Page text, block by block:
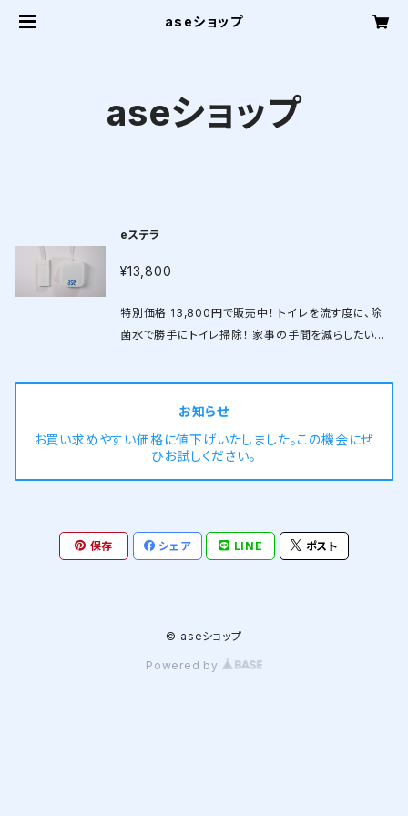
aseショップ
aseショップ
eステラ
¥13,800
特別価格 13,800円で販売中！ トイレを流す度に、除
菌水で勝手にトイレ掃除！ 家事の手間を減らしたい方
今お使いのタンク式トイレに簡単に後付けすることが
でき、一度セットすれば放っておくだけ。掃除の手間が
減り、清潔さを保てるので、毎日快適にトイレを使えま
間を実現します。 eステラの詳しい紹介はこちら http
s://ase-ii.com/
お知らせ
お買い求めやすい価格に値下げいたしました。この機会にぜ
ひお試しください。
保存 シェア LINE ポスト
© aseショップ
Powered by